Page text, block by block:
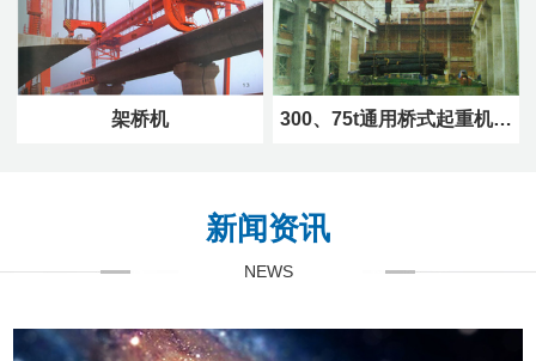
架桥机 300、75t通用桥式起重机…
新闻资讯
NEWS